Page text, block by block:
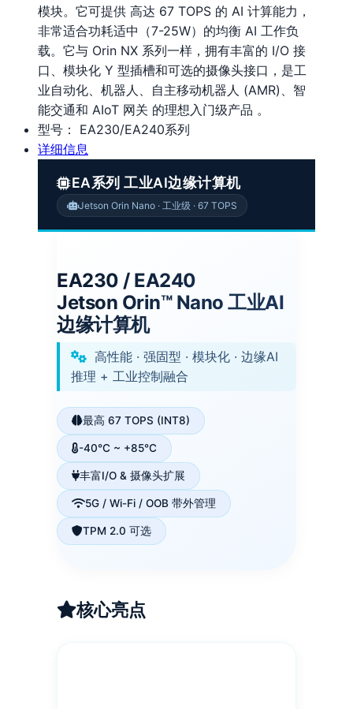
模块。它可提供 高达 67 TOPS 的 AI 计算能力，
非常适合功耗适中（7-25W）的均衡 AI 工作负
载。它与 Orin NX 系列一样，拥有丰富的 I/O 接
口、模块化 Y 型插槽和可选的摄像头接口，是工
业自动化、机器人、自主移动机器人 (AMR)、智
能交通和 AIoT 网关 的理想入门级产品 。
型号：
EA230/EA240系列
详细信息
EA系列 工业AI边缘计算机
Jetson Orin Nano · 工业级 · 67 TOPS
EA230 / EA240
Jetson Orin™ Nano 工业AI
边缘计算机
高性能 · 强固型 · 模块化 · 边缘AI
推理 + 工业控制融合
最高 67 TOPS (INT8)
-40°C ~ +85°C
丰富I/O & 摄像头扩展
5G / Wi-Fi / OOB 带外管理
TPM 2.0 可选
核心亮点